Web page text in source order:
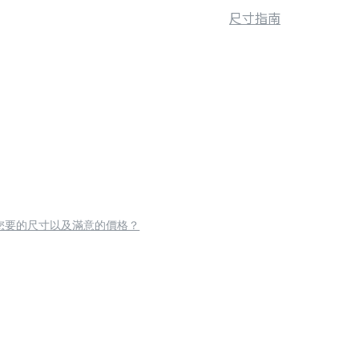
尺寸指南
要的尺寸以及滿意的價格？